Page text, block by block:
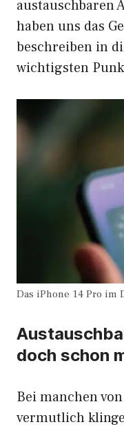
austauschbaren
haben uns das
beschreiben in
wichtigsten
Das iPhone 14 Pro im
doch schon
Bei manchen
vermutlich